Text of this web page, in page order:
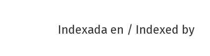
Indexada en / Indexed by